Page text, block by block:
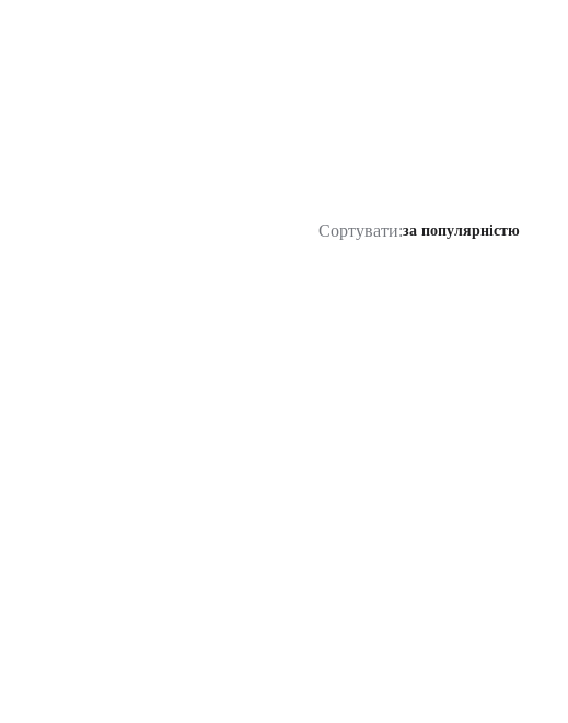
Сортувати:за популярністю